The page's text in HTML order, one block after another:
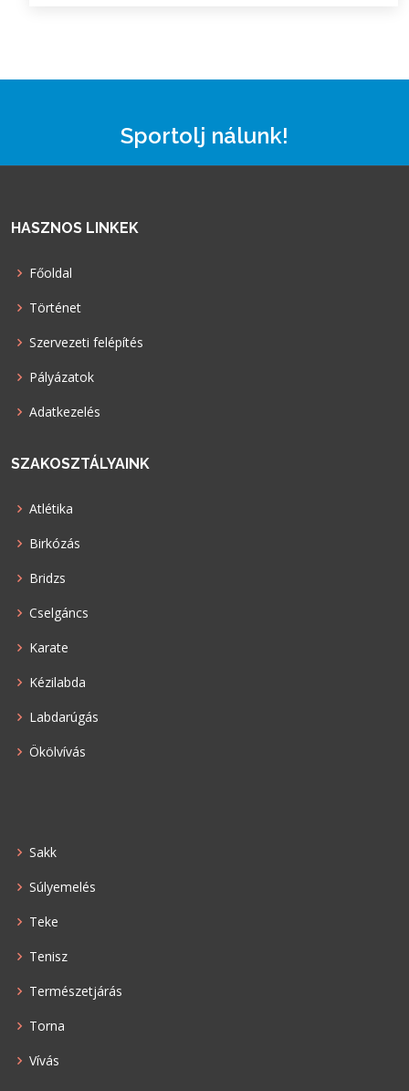
Sportolj nálunk!
HASZNOS LINKEK
Főoldal
Történet
Szervezeti felépítés
Pályázatok
Adatkezelés
SZAKOSZTÁLYAINK
Atlétika
Birkózás
Bridzs
Cselgáncs
Karate
Kézilabda
Labdarúgás
Ökölvívás
Sakk
Súlyemelés
Teke
Tenisz
Természetjárás
Torna
Vívás